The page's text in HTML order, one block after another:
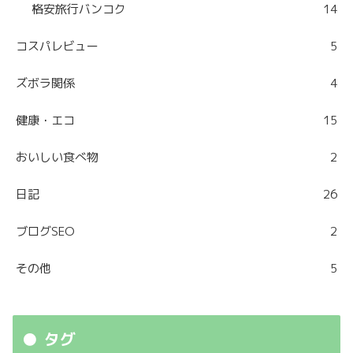
格安旅行バンコク 14
コスパレビュー 5
ズボラ関係 4
健康・エコ 15
おいしい食べ物 2
日記 26
ブログSEO 2
その他 5
タグ